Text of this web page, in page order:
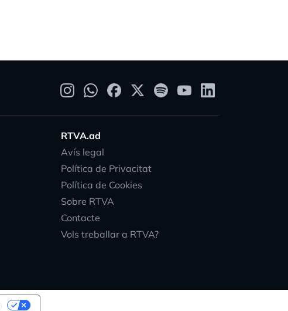
RTVA.ad
Avís legal
Política de Privacitat
Política de Cookies
Sobre RTVA
Contacte
Vols treballar a RTVA?